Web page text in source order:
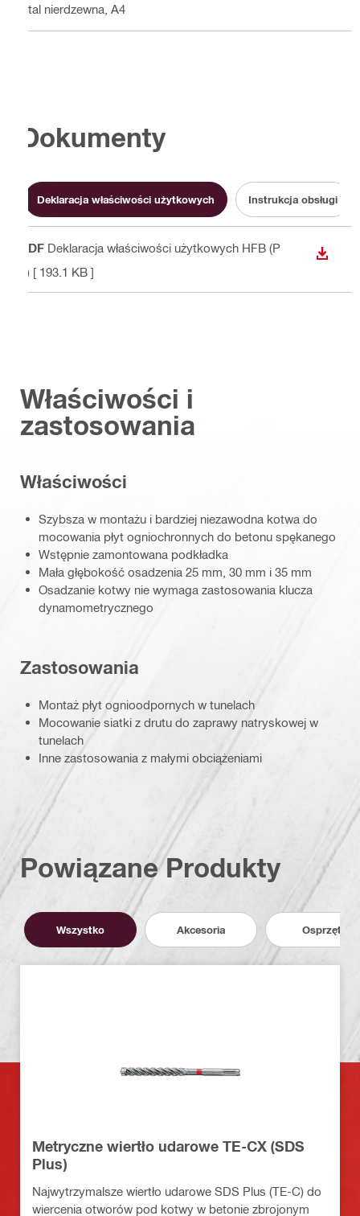
Stal nierdzewna, A4
Dokumenty
Deklaracja właściwości użytkowych Instrukcja obsługi
PDF Deklaracja właściwości użytkowych HFB (P
L) [ 193.1 KB ]
Właściwości i
zastosowania
Właściwości
Szybsza w montażu i bardziej niezawodna kotwa do
mocowania płyt ogniochronnych do betonu spękanego
Wstępnie zamontowana podkładka
Mała głębokość osadzenia 25 mm, 30 mm i 35 mm
Osadzanie kotwy nie wymaga zastosowania klucza
dynamometrycznego
Zastosowania
Montaż płyt ognioodpornych w tunelach
Mocowanie siatki z drutu do zaprawy natryskowej w
tunelach
Inne zastosowania z małymi obciążeniami
Powiązane Produkty
Wszystko Akcesoria Osprzęt
Metryczne wiertło udarowe TE-CX (SDS
Plus)
Najwytrzymalsze wiertło udarowe SDS Plus (TE-C) do
wiercenia otworów pod kotwy w betonie zbrojonym